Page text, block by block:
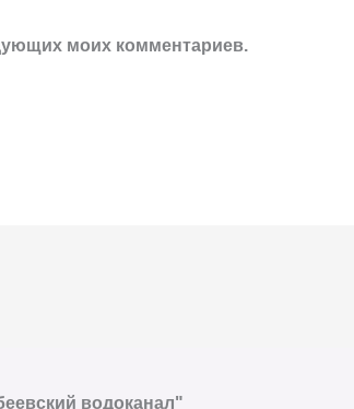
моих комментариев.
водоканал"